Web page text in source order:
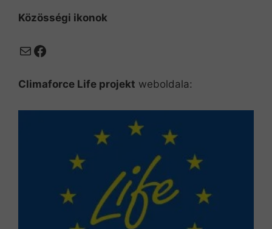
Közösségi ikonok
MailFacebook
Climaforce Life projekt weboldala: